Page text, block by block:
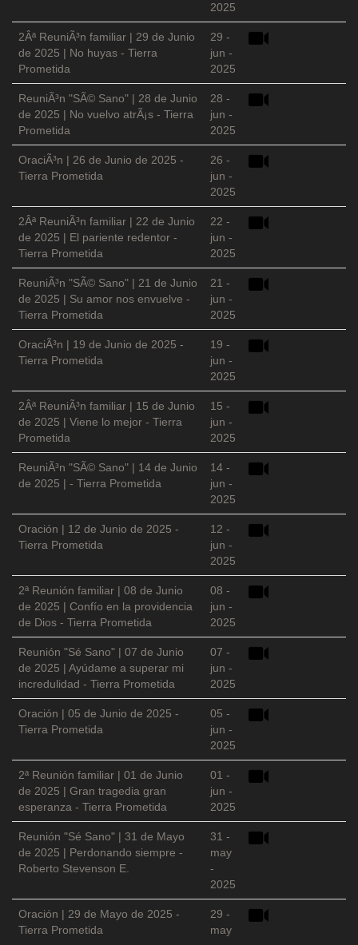
2025
2Âª ReuniÃ³n familiar | 29 de Junio
de 2025 | No huyas - Tierra
Prometida
29 -
jun -
2025
ReuniÃ³n "SÃ© Sano" | 28 de Junio
de 2025 | No vuelvo atrÃ¡s - Tierra
Prometida
28 -
jun -
2025
OraciÃ³n | 26 de Junio de 2025 -
Tierra Prometida
26 -
jun -
2025
2Âª ReuniÃ³n familiar | 22 de Junio
de 2025 | El pariente redentor -
Tierra Prometida
22 -
jun -
2025
ReuniÃ³n "SÃ© Sano" | 21 de Junio
de 2025 | Su amor nos envuelve -
Tierra Prometida
21 -
jun -
2025
OraciÃ³n | 19 de Junio de 2025 -
Tierra Prometida
19 -
jun -
2025
2Âª ReuniÃ³n familiar | 15 de Junio
de 2025 | Viene lo mejor - Tierra
Prometida
15 -
jun -
2025
ReuniÃ³n "SÃ© Sano" | 14 de Junio
de 2025 | - Tierra Prometida
14 -
jun -
2025
Oración | 12 de Junio de 2025 -
Tierra Prometida
12 -
jun -
2025
2ª Reunión familiar | 08 de Junio
de 2025 | Confío en la providencia
de Dios - Tierra Prometida
08 -
jun -
2025
Reunión "Sé Sano" | 07 de Junio
de 2025 | Ayúdame a superar mi
incredulidad - Tierra Prometida
07 -
jun -
2025
Oración | 05 de Junio de 2025 -
Tierra Prometida
05 -
jun -
2025
2ª Reunión familiar | 01 de Junio
de 2025 | Gran tragedia gran
esperanza - Tierra Prometida
01 -
jun -
2025
Reunión "Sé Sano" | 31 de Mayo
de 2025 | Perdonando siempre -
Roberto Stevenson E.
31 -
may
-
2025
Oración | 29 de Mayo de 2025 -
Tierra Prometida
29 -
may